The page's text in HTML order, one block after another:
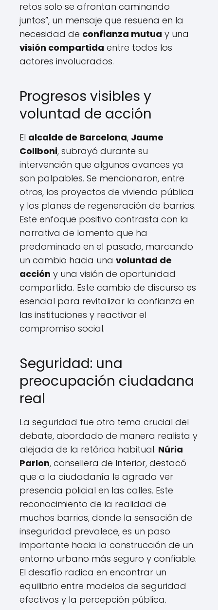
retos solo se afrontan caminando
juntos”, un mensaje que resuena en la
necesidad de confianza mutua y una
visión compartida entre todos los
actores involucrados.
Progresos visibles y
voluntad de acción
El alcalde de Barcelona, Jaume
Collboni, subrayó durante su
intervención que algunos avances ya
son palpables. Se mencionaron, entre
otros, los proyectos de vivienda pública
y los planes de regeneración de barrios.
Este enfoque positivo contrasta con la
narrativa de lamento que ha
predominado en el pasado, marcando
un cambio hacia una voluntad de
acción y una visión de oportunidad
compartida. Este cambio de discurso es
esencial para revitalizar la confianza en
las instituciones y reactivar el
compromiso social.
Seguridad: una
preocupación ciudadana
real
La seguridad fue otro tema crucial del
debate, abordado de manera realista y
alejada de la retórica habitual. Núria
Parlon, consellera de Interior, destacó
que a la ciudadanía le agrada ver
presencia policial en las calles. Este
reconocimiento de la realidad de
muchos barrios, donde la sensación de
inseguridad prevalece, es un paso
importante hacia la construcción de un
entorno urbano más seguro y confiable.
El desafío radica en encontrar un
equilibrio entre modelos de seguridad
efectivos y la percepción pública.